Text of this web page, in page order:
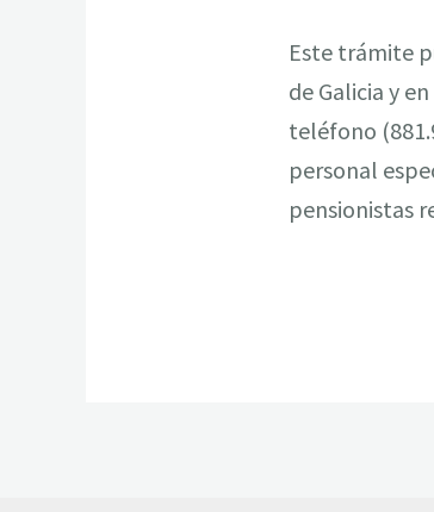
Este trámite
de Galicia y
teléfono
personal
pensionistas